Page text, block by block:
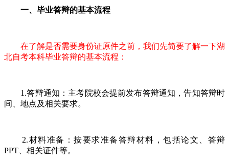
一、毕业答辩的基本流程
在了解是否需要身份证原件之前，我们先简要了解一下湖
北自考本科毕业答辩的基本流程：
1.答辩通知：主考院校会提前发布答辩通知，告知答辩时
间、地点及相关要求。
2.材料准备：按要求准备答辩材料，包括论文、答辩
PPT、相关证件等。